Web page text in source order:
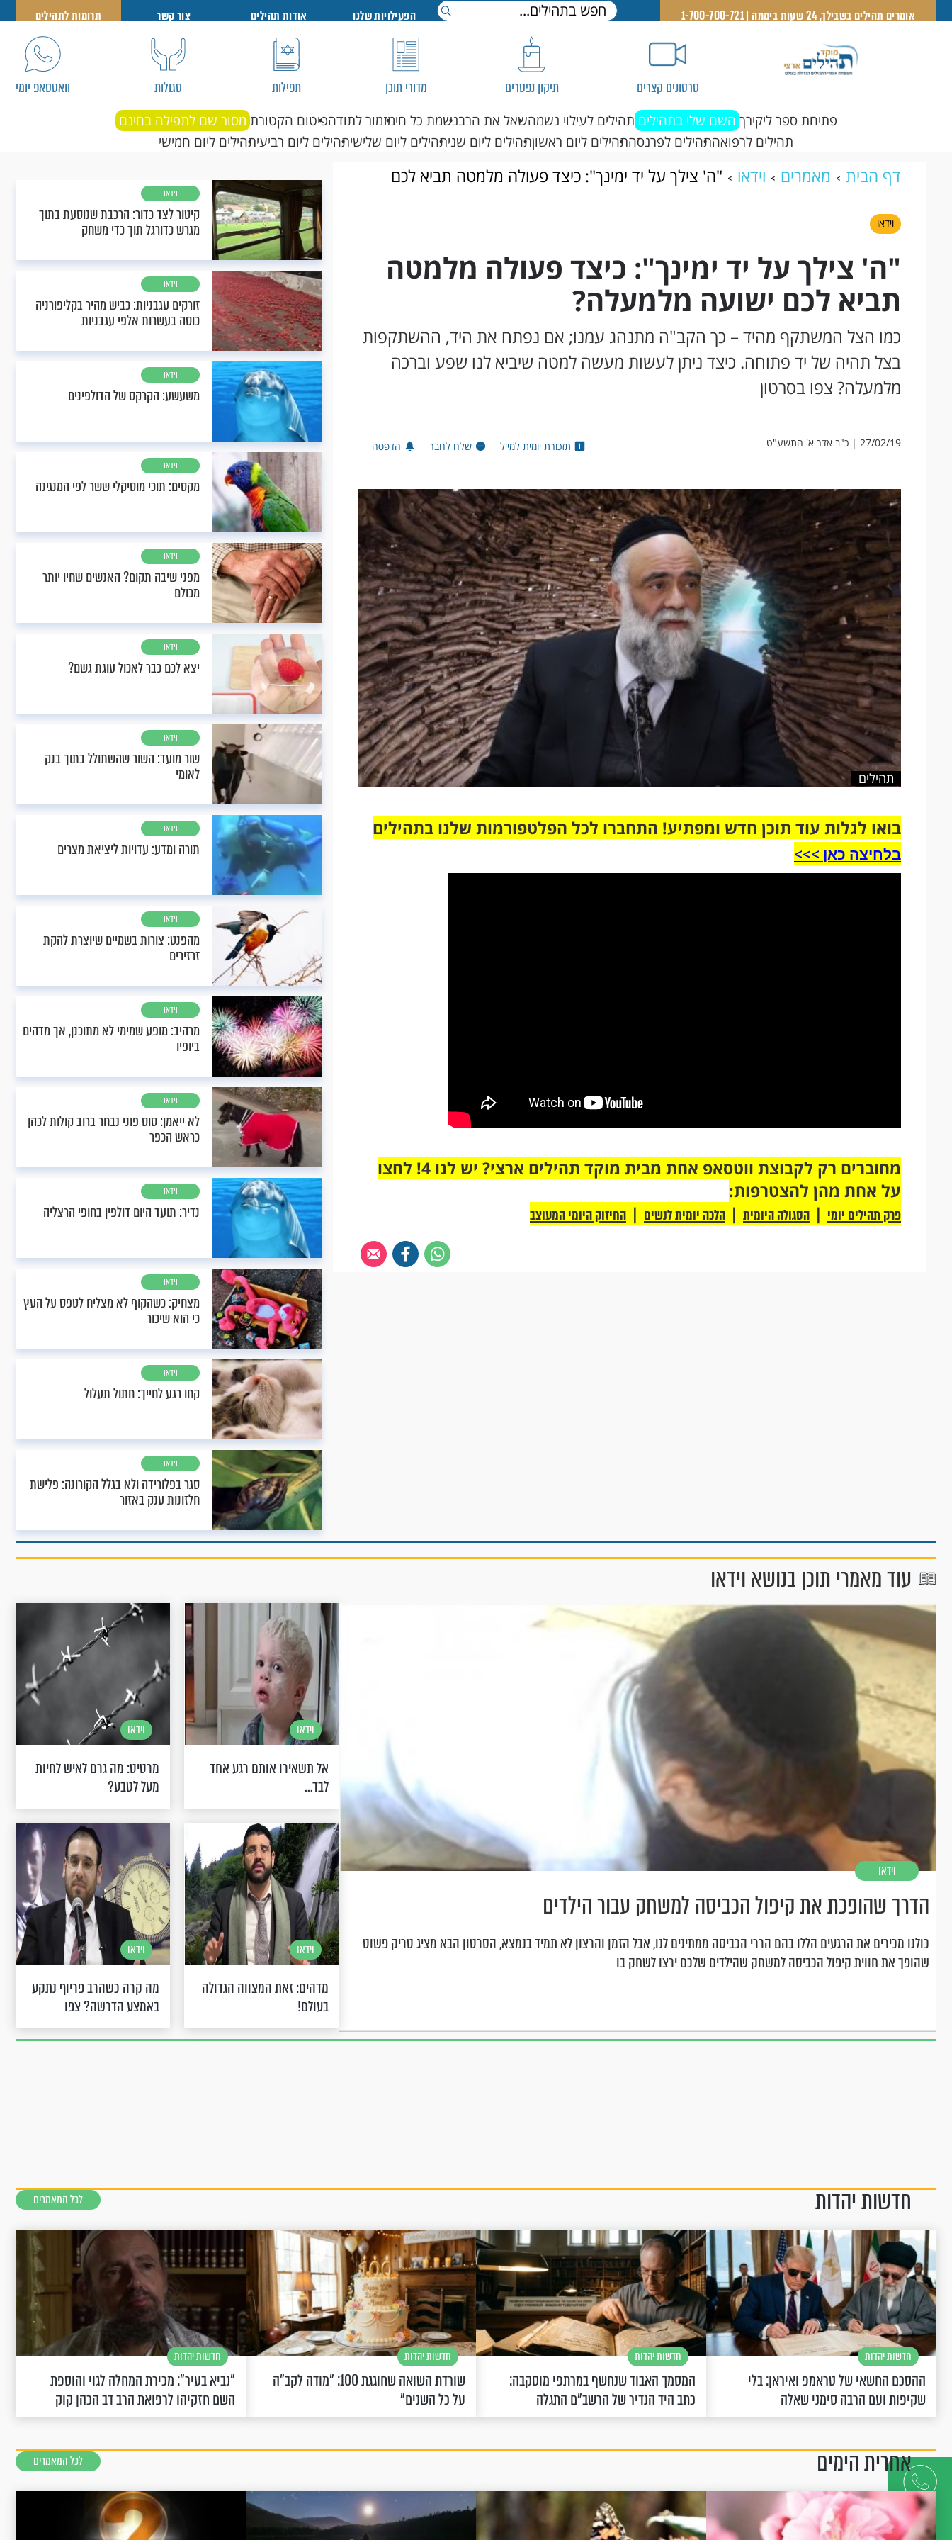
דברו
איתנו
אומרים תהילים בשבילך, 24 שעות ביממה | 1-700-700-721 הפעילויות שלנו אודות תהילים צור קשר תרומות לתהילים
סרטונים קצרים תיקון נפטרים מדורי תוכן תפילות סגולות וואטסאפ יומי
פתיחת ספר ליקירך השם שלי בתהילים תהילים לעילוי נשמהשאל את הרבנשמת כל חימזמור לתודהפיטום הקטורת מסור שם לתפילה בחינם
תהילים לרפואהתהילים לפרנסהתהילים ליום ראשוןתהילים ליום שניתהילים ליום שלישיתהילים ליום רביעיתהילים ליום חמישי
דף הבית מאמרים וידאו
"ה' צילך על יד ימינך": כיצד פעולה מלמטה תביא לכם
ישועה מלמעלה?
וידאו
"ה' צילך על יד ימינך": כיצד פעולה מלמטה
תביא לכם ישועה מלמעלה?
כמו הצל המשתקף מהיד – כך הקב"ה מתנהג עמנו; אם נפתח את היד, ההשתקפות
בצל תהיה של יד פתוחה. כיצד ניתן לעשות מעשה למטה שיביא לנו שפע וברכה
מלמעלה? צפו בסרטון
27/02/19 | כ"ב אדר א' התשע"ט תזכורת יומית למייל שלח לחבר הדפסה
תהילים
בואו לגלות עוד תוכן חדש ומפתיע! התחברו לכל הפלטפורמות שלנו בתהילים
בלחיצה כאן >>>​
מחוברים רק לקבוצת ווטסאפ אחת מבית מוקד תהילים ארצי? יש לנו 4! לחצו
על אחת מהן להצטרפות:
פרק תהילים יומי | הסגולה היומית | הלכה יומית לנשים | החיזוק היומי המעוצב
וידאו
קיטור לצד כדור: הרכבת שנוסעת בתוך
מגרש כדורגל תוך כדי משחק
וידאו
זורקים עגבניות: כביש מהיר בקליפורניה
כוסה בעשרות אלפי עגבניות
וידאו
משעשע: הקרקס של הדולפינים
וידאו
מקסים: תוכי מוסיקלי ששר לפי המנגינה
וידאו
מפני שיבה תקום? האנשים שחיו יותר
מכולם
וידאו
יצא לכם כבר לאכול עוגת גשם?
וידאו
שור מועד: השור שהשתולל בתוך בנק
לאומי
וידאו
תורה ומדע: עדויות ליציאת מצרים
וידאו
מהפנט: צורות בשמיים שיוצרת להקת
זרזירים
וידאו
מרהיב: מופע שמימי לא מתוכנן, אך מדהים
ביופיו
וידאו
לא ייאמן: סוס פוני נבחר ברוב קולות לכהן
כראש הכפר
וידאו
נדיר: תועד היום דולפין בחופי הרצליה
וידאו
מצחיק: כשהקוף לא מצליח לטפס על העץ
כי הוא שיכור
וידאו
קחו רגע לחייך: חתול תעלול
וידאו
סגר בפלורידה ולא בגלל הקורונה: פלישת
חלזונות ענק באזור
עוד מאמרי תוכן בנושא וידאו
וידאו
הדרך שהופכת את קיפול הכביסה למשחק עבור הילדים
כולנו מכירים את הרגעים הללו בהם הררי הכביסה ממתינים לנו, אבל הזמן והרצון לא תמיד בנמצא, הסרטון הבא מציג טריק פשוט
שהופך את חווית קיפול הכביסה למשחק שהילדים שלכם ירצו לשחק בו
וידאו
אל תשאירו אותם רגע אחד
לבד...
וידאו
מרטיט: מה גרם לאיש לחיות
מעל לטבע?
וידאו
מדהים: זאת המצווה הגדולה
בעולם!
וידאו
מה קרה כשהרב פריוף נתקע
באמצע הדרשה? צפו
חדשות יהדות לכל המאמרים
חדשות יהדות
ההסכם החשאי של טראמפ ואיראן: בלי
שקיפות ועם הרבה סימני שאלה
חדשות יהדות
המסמך האבוד שנחשף במרתפי מוסקבה:
כתב היד הנדיר של הרשב"ם התגלה
חדשות יהדות
שורדת השואה שחוגגת 100: "מודה לקב"ה
על כל השנים"
חדשות יהדות
"נביא בעיר": מכירת המחלה לגוי והוספת
השם חזקיהו לרפואת הרב דב הכהן קוק
אחרית הימים לכל המאמרים